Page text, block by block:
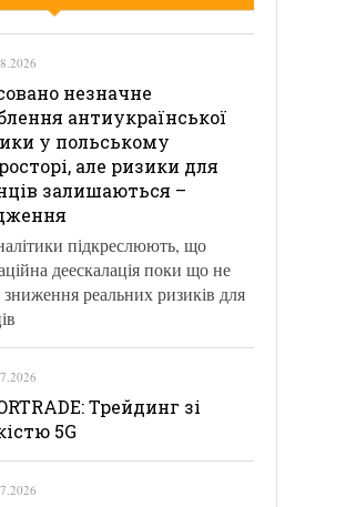
незначне
антиукраїнської
у польському
але ризики для
залишаються –
підкреслюють, що
деескалація поки що не
зниження реальних ризиків для
Трейдинг зі
5G